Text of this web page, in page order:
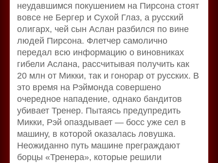
неудавшимся покушением на Пирсона стоят
вовсе не Бергер и Сухой Глаз, а русский
олигарх, чей сын Аслан разбился по вине
людей Пирсона. Флетчер самолично
передал всю информацию о виновниках
гибели Аслана, рассчитывая получить как
20 млн от Микки, так и гонорар от русских. В
это время на Рэймонда совершено
очередное нападение, однако бандитов
убивает Тренер. Пытаясь предупредить
Микки, Рэй опаздывает — босс уже сел в
машину, в которой оказалась ловушка.
Неожиданно путь машине преграждают
борцы «Тренера», которые решили